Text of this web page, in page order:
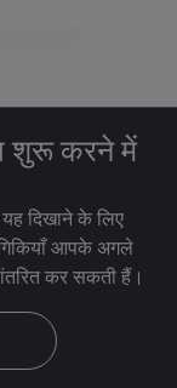
शुरू करने में
दिखाने के लिए
आपके अगले
कर सकती हैं।